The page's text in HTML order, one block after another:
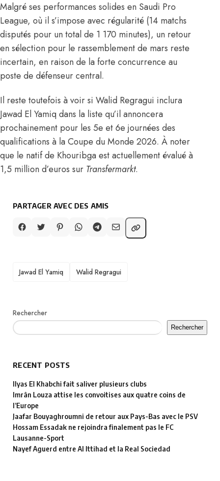
Malgré ses performances solides en Saudi Pro
League, où il s’impose avec régularité (14 matchs
disputés pour un total de 1 170 minutes), un retour
en sélection pour le rassemblement de mars reste
incertain, en raison de la forte concurrence au
poste de défenseur central.
Il reste toutefois à voir si Walid Regragui inclura
Jawad El Yamiq dans la liste qu’il annoncera
prochainement pour les 5e et 6e journées des
qualifications à la Coupe du Monde 2026. À noter
que le natif de Khouribga est actuellement évalué à
1,5 million d’euros sur Transfermarkt.
PARTAGER AVEC DES AMIS
Jawad El Yamiq Walid Regragui
Rechercher
Rechercher
RECENT POSTS
Ilyas El Khabchi fait saliver plusieurs clubs
Imrân Louza attise les convoitises aux quatre coins de
l’Europe
Jaafar Bouyaghroumni de retour aux Pays-Bas avec le PSV
Hossam Essadak ne rejoindra finalement pas le FC
Lausanne-Sport
Nayef Aguerd entre Al Ittihad et la Real Sociedad